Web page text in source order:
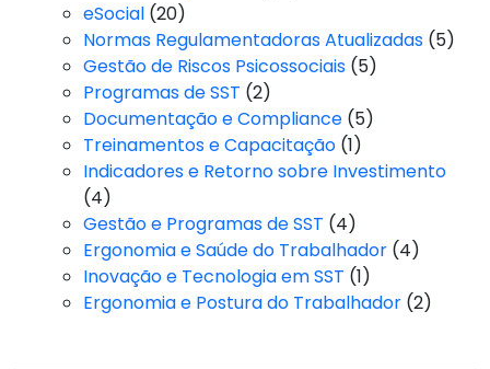
eSocial (20)
Normas Regulamentadoras Atualizadas (5)
Gestão de Riscos Psicossociais (5)
Programas de SST (2)
Documentação e Compliance (5)
Treinamentos e Capacitação (1)
Indicadores e Retorno sobre Investimento
(4)
Gestão e Programas de SST (4)
Ergonomia e Saúde do Trabalhador (4)
Inovação e Tecnologia em SST (1)
Ergonomia e Postura do Trabalhador (2)